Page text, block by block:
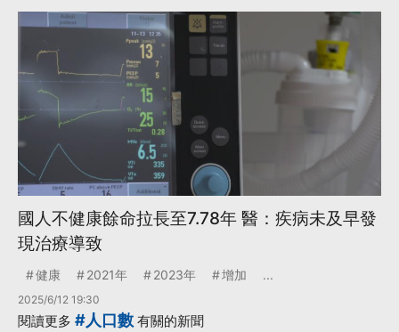
國人不健康餘命拉長至7.78年 醫：疾病未及早發
現治療導致
健康 2021年 2023年 增加 ...
2025/6/12 19:30
閱讀更多 #人口數 有關的新聞